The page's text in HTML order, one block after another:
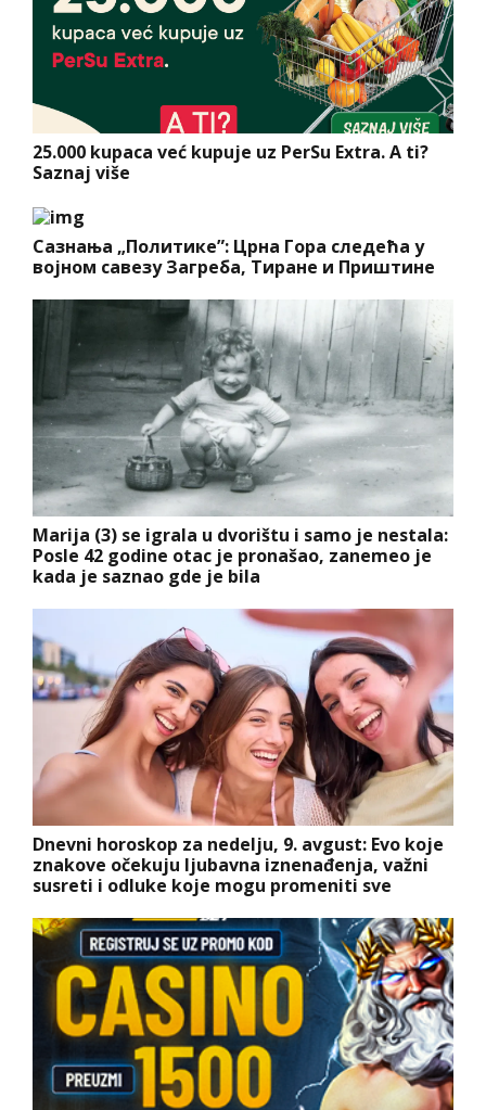
25.000 kupaca već kupuje uz PerSu Extra. A ti?
Saznaj više
Сазнања „Политике”: Црна Гора следећа у
војном савезу Загреба, Тиране и Приштине
Marija (3) se igrala u dvorištu i samo je nestala:
Posle 42 godine otac je pronašao, zanemeo je
kada je saznao gde je bila
Dnevni horoskop za nedelju, 9. avgust: Evo koje
znakove očekuju ljubavna iznenađenja, važni
susreti i odluke koje mogu promeniti sve